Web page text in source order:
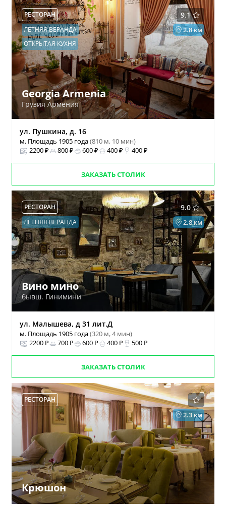
9.1
РЕСТОРАН
2.8 км
ЛЕТНЯЯ ВЕРАНДА
ОТКРЫТАЯ КУХНЯ
Georgia Armenia
Грузия Армения
ул. Пушкина, д. 16
м. Площадь 1905 года(810 м, 10 мин)
2200 ₽
800 ₽ 600 ₽ 400 ₽ 400 ₽
ЗАКАЗАТЬ СТОЛИК
9.0
РЕСТОРАН
2.8 км
ЛЕТНЯЯ ВЕРАНДА
Вино мино
бывш. Гинимини
ул. Малышева, д 31 лит.Д
м. Площадь 1905 года(320 м, 4 мин)
2200 ₽
700 ₽ 600 ₽ 400 ₽ 500 ₽
ЗАКАЗАТЬ СТОЛИК
РЕСТОРАН
2.3 км
Крюшон